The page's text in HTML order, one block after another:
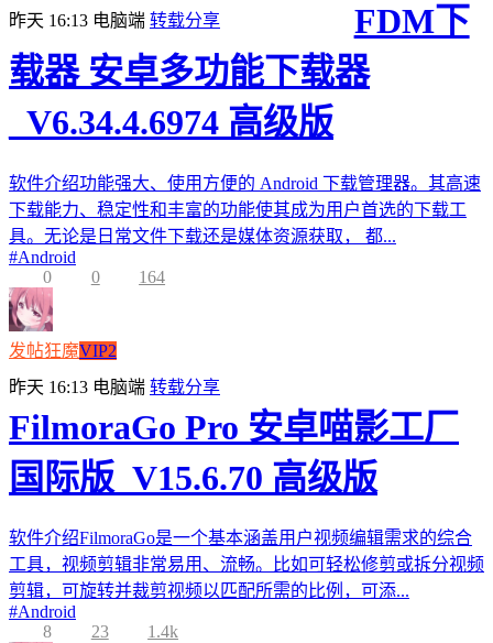
昨天 16:13 电脑端 转载分享
FDM下
载器 安卓多功能下载器
_V6.34.4.6974 高级版
软件介绍功能强大、使用方便的 Android 下载管理器。其高速
下载能力、稳定性和丰富的功能使其成为用户首选的下载工
具。无论是日常文件下载还是媒体资源获取， 都...
#Android
0
0 164
发帖狂魔VIP2
昨天 16:13 电脑端 转载分享
FilmoraGo Pro 安卓喵影工厂
国际版_V15.6.70 高级版
软件介绍FilmoraGo是一个基本涵盖用户视频编辑需求的综合
工具，视频剪辑非常易用、流畅。比如可轻松修剪或拆分视频
剪辑，可旋转并裁剪视频以匹配所需的比例，可添...
#Android
8
23 1.4k